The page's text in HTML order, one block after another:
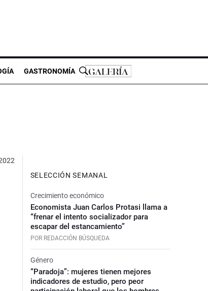
GASTRONOMÍA
SELECCIÓN SEMANAL
Crecimiento económico
Economista Juan Carlos Protasi llama a
“frenar el intento socializador para
escapar del estancamiento”
POR REDACCIÓN BÚSQUEDA
Género
“Paradoja”: mujeres tienen mejores
indicadores de estudio, pero peor